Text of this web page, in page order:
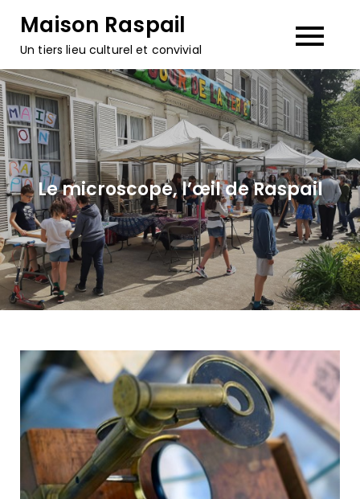
content
Maison Raspail
Un tiers lieu culturel et convivial
Le microscope, l’œil de Raspail